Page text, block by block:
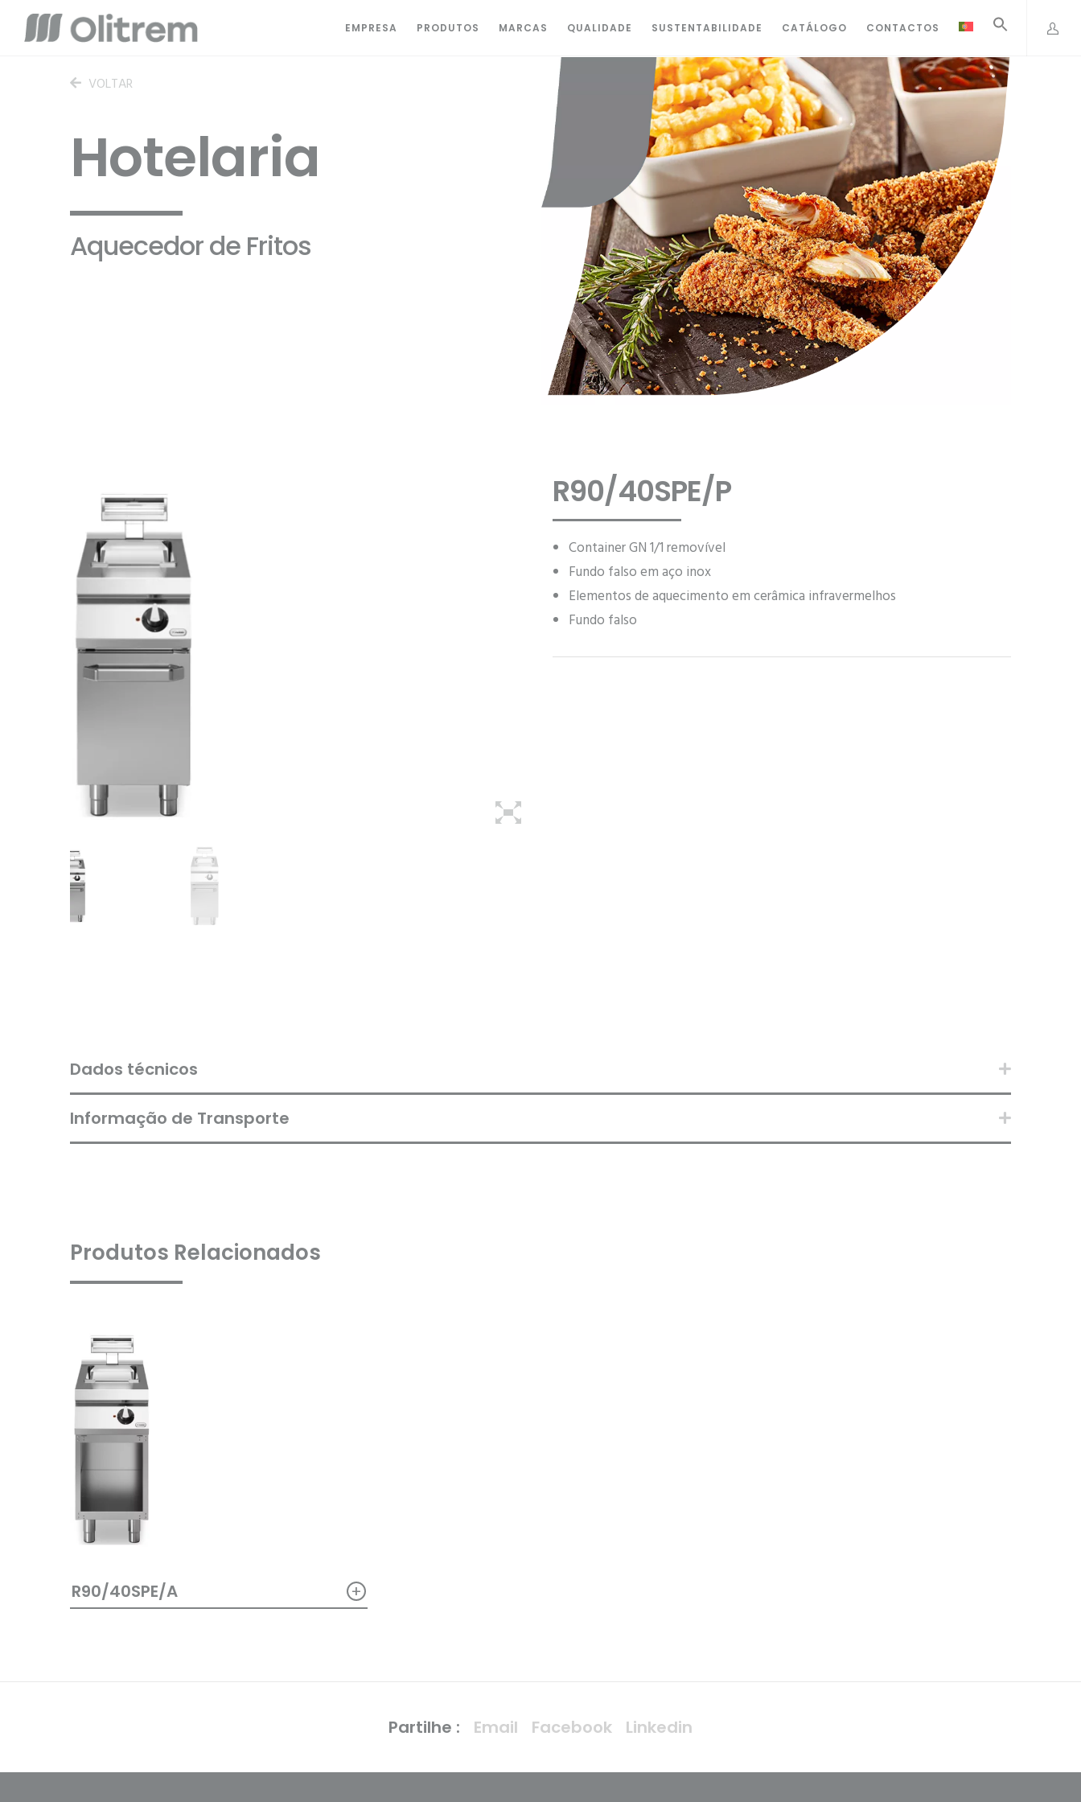
EMPRESA PRODUTOS MARCAS QUALIDADE SUSTENTABILIDADE CATÁLOGO CONTACTOS
VOLTAR
Hotelaria
Aquecedor de Fritos
R90/40SPE/P
Container GN 1/1 removível
Fundo falso em aço inox
Elementos de aquecimento em cerâmica infravermelhos
Fundo falso
Dados técnicos
Informação de Transporte
Produtos Relacionados
R90/40SPE/A +
Partilhe : Email Facebook Linkedin